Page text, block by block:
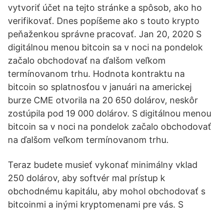
vytvoriť účet na tejto stránke a spôsob, ako ho
verifikovať. Dnes popíšeme ako s touto krypto
peňaženkou správne pracovať. Jan 20, 2020 S
digitálnou menou bitcoin sa v noci na pondelok
začalo obchodovať na ďalšom veľkom
termínovanom trhu. Hodnota kontraktu na
bitcoin so splatnosťou v januári na americkej
burze CME otvorila na 20 650 dolárov, neskôr
zostúpila pod 19 000 dolárov. S digitálnou menou
bitcoin sa v noci na pondelok začalo obchodovať
na ďalšom veľkom termínovanom trhu.
Teraz budete musieť vykonať minimálny vklad
250 dolárov, aby softvér mal prístup k
obchodnému kapitálu, aby mohol obchodovať s
bitcoinmi a inými kryptomenami pre vás. S